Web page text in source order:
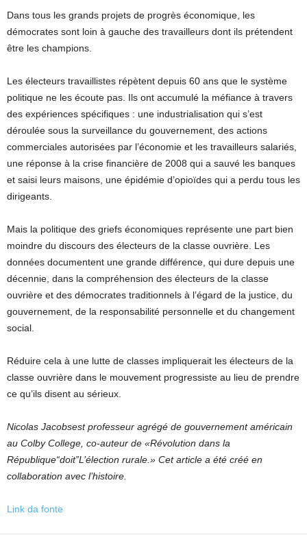
Dans tous les grands projets de progrès économique, les
démocrates sont loin à gauche des travailleurs dont ils prétendent
être les champions.
Les électeurs travaillistes répètent depuis 60 ans que le système
politique ne les écoute pas. Ils ont accumulé la méfiance à travers
des expériences spécifiques : une industrialisation qui s’est
déroulée sous la surveillance du gouvernement, des actions
commerciales autorisées par l’économie et les travailleurs salariés,
une réponse à la crise financière de 2008 qui a sauvé les banques
et saisi leurs maisons, une épidémie d’opioïdes qui a perdu tous les
dirigeants.
Mais la politique des griefs économiques représente une part bien
moindre du discours des électeurs de la classe ouvrière. Les
données documentent une grande différence, qui dure depuis une
décennie, dans la compréhension des électeurs de la classe
ouvrière et des démocrates traditionnels à l’égard de la justice, du
gouvernement, de la responsabilité personnelle et du changement
social.
Réduire cela à une lutte de classes impliquerait les électeurs de la
classe ouvrière dans le mouvement progressiste au lieu de prendre
ce qu’ils disent au sérieux.
Nicolas Jacobsest professeur agrégé de gouvernement américain
au Colby College, co-auteur de «Révolution dans la
République“doit”L’élection rurale .» Cet article a été créé en
collaboration avec l’histoire
Link da fonte